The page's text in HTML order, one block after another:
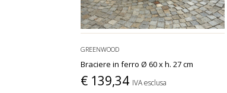
GREENWOOD
Braciere in ferro Ø 60 x h. 27 cm
€ 139,34 IVA esclusa